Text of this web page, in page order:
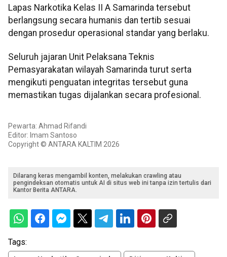
Lapas Narkotika Kelas II A Samarinda tersebut
berlangsung secara humanis dan tertib sesuai
dengan prosedur operasional standar yang berlaku.
Seluruh jajaran Unit Pelaksana Teknis
Pemasyarakatan wilayah Samarinda turut serta
mengikuti penguatan integritas tersebut guna
memastikan tugas dijalankan secara profesional.
Pewarta: Ahmad Rifandi
Editor: Imam Santoso
Copyright © ANTARA KALTIM 2026
Dilarang keras mengambil konten, melakukan crawling atau
pengindeksan otomatis untuk AI di situs web ini tanpa izin tertulis dari
Kantor Berita ANTARA.
Tags: